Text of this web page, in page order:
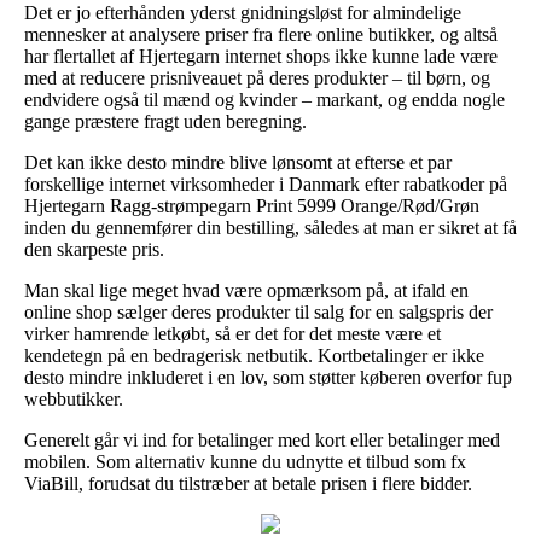
Det er jo efterhånden yderst gnidningsløst for almindelige
mennesker at analysere priser fra flere online butikker, og altså
har flertallet af Hjertegarn internet shops ikke kunne lade være
med at reducere prisniveauet på deres produkter – til børn, og
endvidere også til mænd og kvinder – markant, og endda nogle
gange præstere fragt uden beregning.
Det kan ikke desto mindre blive lønsomt at efterse et par
forskellige internet virksomheder i Danmark efter rabatkoder på
Hjertegarn Ragg-strømpegarn Print 5999 Orange/Rød/Grøn
inden du gennemfører din bestilling, således at man er sikret at få
den skarpeste pris.
Man skal lige meget hvad være opmærksom på, at ifald en
online shop sælger deres produkter til salg for en salgspris der
virker hamrende letkøbt, så er det for det meste være et
kendetegn på en bedragerisk netbutik. Kortbetalinger er ikke
desto mindre inkluderet i en lov, som støtter køberen overfor fup
webbutikker.
Generelt går vi ind for betalinger med kort eller betalinger med
mobilen. Som alternativ kunne du udnytte et tilbud som fx
ViaBill, forudsat du tilstræber at betale prisen i flere bidder.